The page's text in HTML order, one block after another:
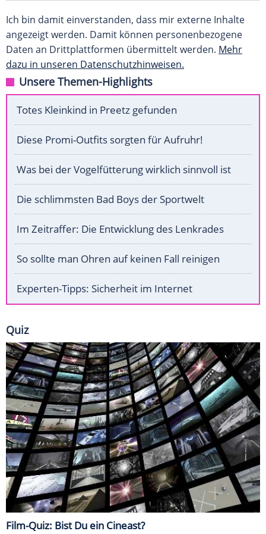
Ich bin damit einverstanden, dass mir externe Inhalte
angezeigt werden. Damit können personenbezogene
Daten an Drittplattformen übermittelt werden. Mehr
dazu in unseren Datenschutzhinweisen.
Unsere Themen-Highlights
Totes Kleinkind in Preetz gefunden
Diese Promi-Outfits sorgten für Aufruhr!
Was bei der Vogelfütterung wirklich sinnvoll ist
Die schlimmsten Bad Boys der Sportwelt
Im Zeitraffer: Die Entwicklung des Lenkrades
So sollte man Ohren auf keinen Fall reinigen
Experten-Tipps: Sicherheit im Internet
Quiz
Film-Quiz: Bist Du ein Cineast?